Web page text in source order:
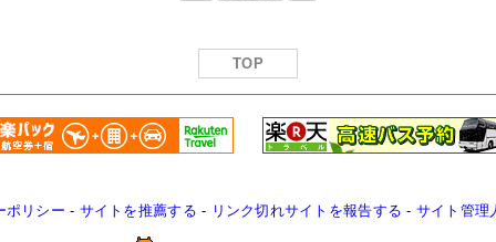
TOP
ポリシー - サイトを推薦する - リンク切れサイトを報告する - サイト管理